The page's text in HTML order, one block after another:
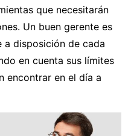
que necesitarán
Un buen gerente es
a disposición de cada
en cuenta sus límites
encontrar en el día a